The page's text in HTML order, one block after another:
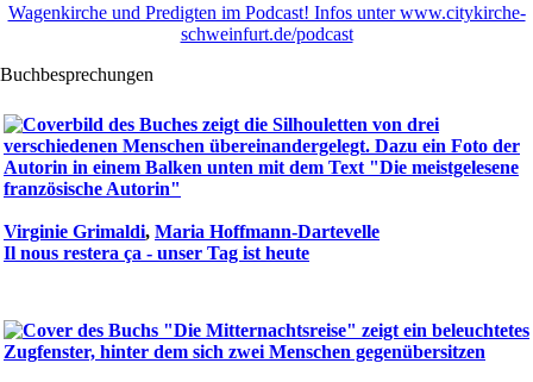
Wagenkirche und Predigten im Podcast! Infos unter www.citykirche-
schweinfurt.de/podcast
Buchbesprechungen
Virginie Grimaldi, Maria Hoffmann-Dartevelle
Il nous restera ça - unser Tag ist heute